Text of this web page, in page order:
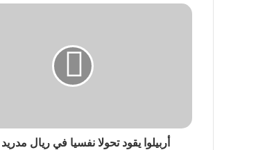
أربيلوا يقود تحولا نفسيا في ريال